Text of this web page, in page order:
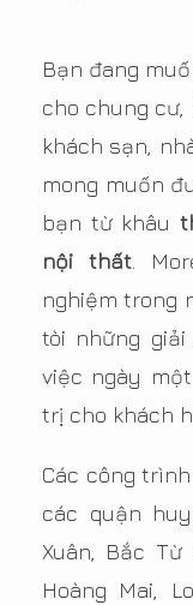
Bạn đang
cho chung
khách sạn,
mong muốn
bạn từ khâu
nội thất.
nghiệm trong
tòi những
việc ngày
trị cho khách
Các công
các quận
Xuân, Bắc Từ
Hoàng Mai,